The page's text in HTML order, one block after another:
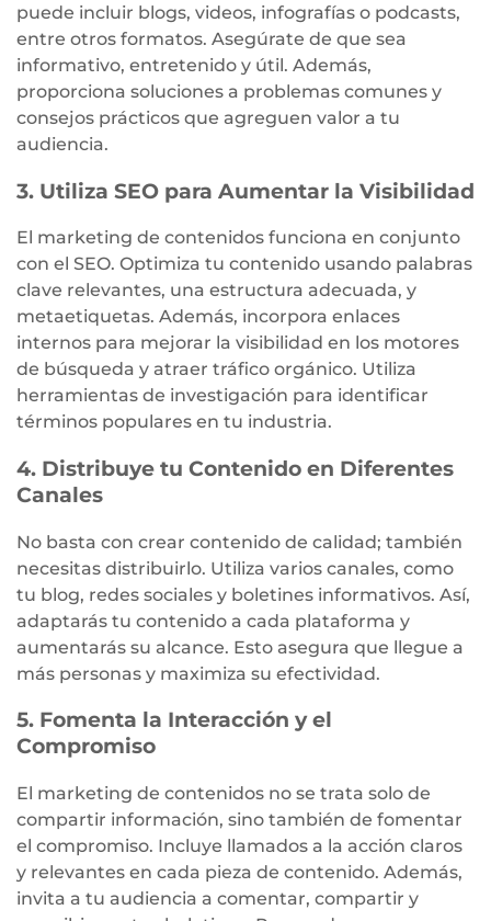
puede incluir blogs, videos, infografías o podcasts,
entre otros formatos. Asegúrate de que sea
informativo, entretenido y útil. Además,
proporciona soluciones a problemas comunes y
consejos prácticos que agreguen valor a tu
audiencia.
3. Utiliza SEO para Aumentar la Visibilidad
El marketing de contenidos funciona en conjunto
con el SEO. Optimiza tu contenido usando palabras
clave relevantes, una estructura adecuada, y
metaetiquetas. Además, incorpora enlaces
internos para mejorar la visibilidad en los motores
de búsqueda y atraer tráfico orgánico. Utiliza
herramientas de investigación para identificar
términos populares en tu industria.
4. Distribuye tu Contenido en Diferentes
Canales
No basta con crear contenido de calidad; también
necesitas distribuirlo. Utiliza varios canales, como
tu blog, redes sociales y boletines informativos. Así,
adaptarás tu contenido a cada plataforma y
aumentarás su alcance. Esto asegura que llegue a
más personas y maximiza su efectividad.
5. Fomenta la Interacción y el
Compromiso
El marketing de contenidos no se trata solo de
compartir información, sino también de fomentar
el compromiso. Incluye llamados a la acción claros
y relevantes en cada pieza de contenido. Además,
invita a tu audiencia a comentar, compartir y